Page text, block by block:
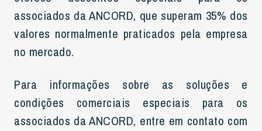
associados da ANCORD, que superam 35% dos
valores normalmente praticados pela empresa
no mercado.
Para informações sobre as soluções e
condições comerciais especiais para os
associados da ANCORD, entre em contato com